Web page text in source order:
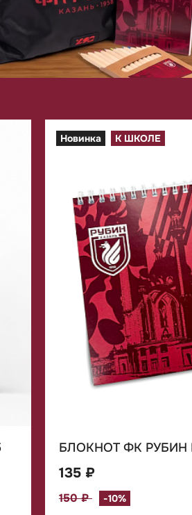
Новинка К ШКОЛЕ
БЛОКНОТ ФК РУБИН
135 ₽
150 ₽ -10%